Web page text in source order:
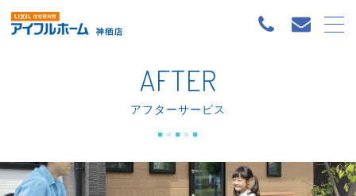
AFTER
アフターサービス